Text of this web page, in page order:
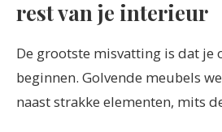
rest van je interieur
De grootste misvatting is dat je
beginnen. Golvende meubels
naast strakke elementen, mits